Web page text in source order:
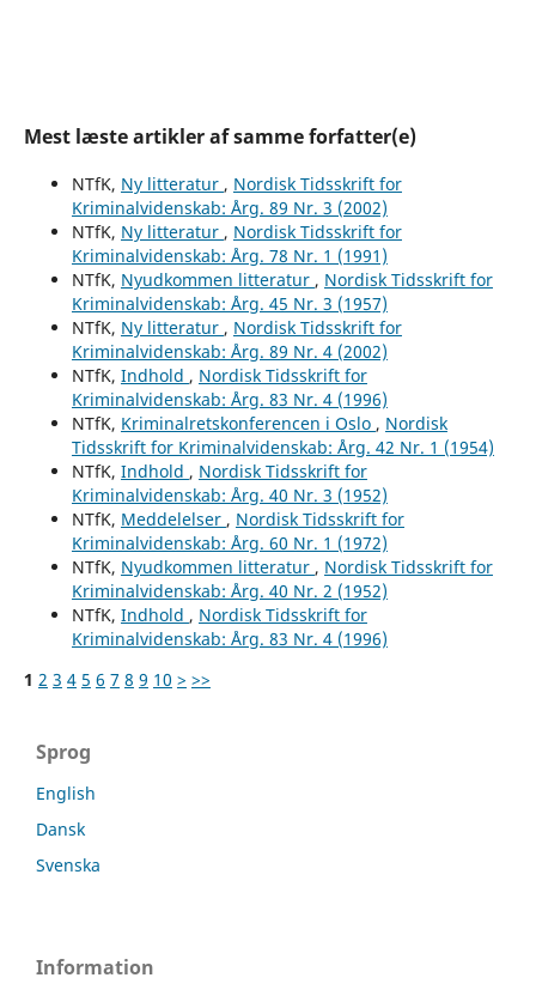
Mest læste artikler af samme forfatter(e)
NTfK, Ny litteratur , Nordisk Tidsskrift for
Kriminalvidenskab: Årg. 89 Nr. 3 (2002)
NTfK, Ny litteratur , Nordisk Tidsskrift for
Kriminalvidenskab: Årg. 78 Nr. 1 (1991)
NTfK, Nyudkommen litteratur , Nordisk Tidsskrift for
Kriminalvidenskab: Årg. 45 Nr. 3 (1957)
NTfK, Ny litteratur , Nordisk Tidsskrift for
Kriminalvidenskab: Årg. 89 Nr. 4 (2002)
NTfK, Indhold , Nordisk Tidsskrift for
Kriminalvidenskab: Årg. 83 Nr. 4 (1996)
NTfK, Kriminalretskonferencen i Oslo , Nordisk
Tidsskrift for Kriminalvidenskab: Årg. 42 Nr. 1 (1954)
NTfK, Indhold , Nordisk Tidsskrift for
Kriminalvidenskab: Årg. 40 Nr. 3 (1952)
NTfK, Meddelelser , Nordisk Tidsskrift for
Kriminalvidenskab: Årg. 60 Nr. 1 (1972)
NTfK, Nyudkommen litteratur , Nordisk Tidsskrift for
Kriminalvidenskab: Årg. 40 Nr. 2 (1952)
NTfK, Indhold , Nordisk Tidsskrift for
Kriminalvidenskab: Årg. 83 Nr. 4 (1996)
1 2 3 4 5 6 7 8 9 10 > >>
Sprog
English
Dansk
Svenska
Information